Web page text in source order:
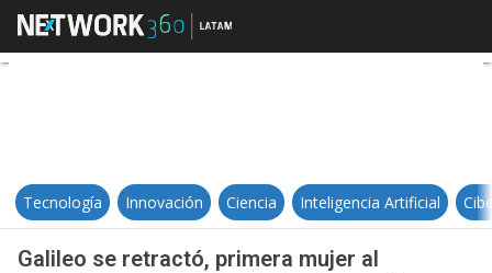
Galileo se retractó, primera
Tecnología Innovación Ciencia Inteligencia Artificial
Galileo se retractó, primera mujer al